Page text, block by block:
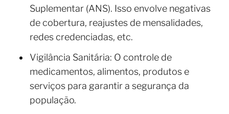
Suplementar (ANS). Isso envolve negativas
de cobertura, reajustes de mensalidades,
redes credenciadas, etc.
Vigilância Sanitária: O controle de
medicamentos, alimentos, produtos e
serviços para garantir a segurança da
população.